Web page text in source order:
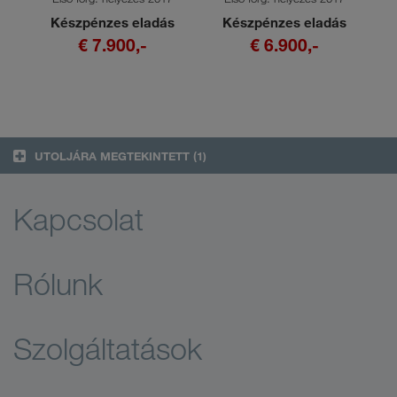
Készpénzes eladás
€ 7.900,-
Készpénzes eladás
€ 6.900,-
UTOLJÁRA MEGTEKINTETT (1)
Kapcsolat
Rólunk
Szolgáltatások